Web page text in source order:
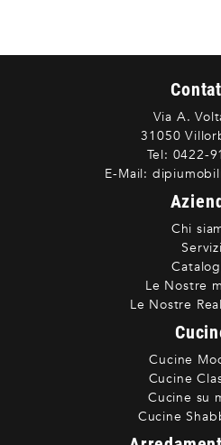
Via A.
31050
Tel: 0422-
E-Mail:
Chi
Servizi
Le Nostre
Le Nostre
Cucine
Cucine
Cucine su
Cucine